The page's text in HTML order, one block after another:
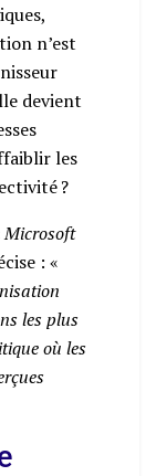
n’est
devient
les
?
Microsoft
: «
les plus
où les